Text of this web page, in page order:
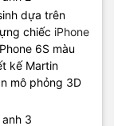
dựa trên
chiếc iPhone
6S màu
kế Martin
mô phỏng 3D